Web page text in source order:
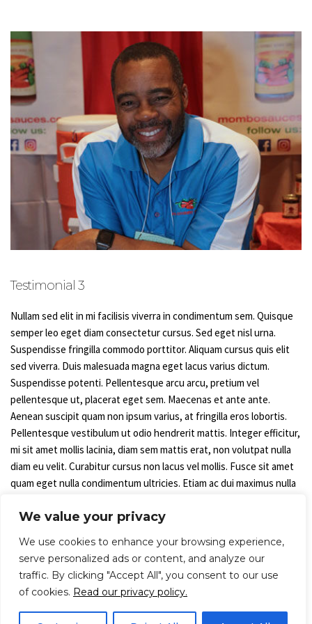
We value your privacy
We use cookies to enhance your browsing experience,
serve personalized ads or content, and analyze our
traffic. By clicking "Accept All", you consent to our use
of cookies. Read our privacy policy.
Testimonial 3
Nullam sed elit in mi facilisis viverra in condimentum sem. Quisque
semper leo eget diam consectetur cursus. Sed eget nisl urna.
Suspendisse fringilla commodo porttitor. Aliquam cursus quis elit
sed viverra. Duis malesuada magna eget lacus varius dictum.
Suspendisse potenti. Pellentesque arcu arcu, pretium vel
pellentesque ut, placerat eget sem. Maecenas et ante ante.
Aenean suscipit quam non ipsum varius, at fringilla eros lobortis.
Pellentesque vestibulum ut odio hendrerit mattis. Integer efficitur,
mi sit amet mollis lacinia, diam sem mattis erat, non volutpat nulla
diam eu velit. Curabitur cursus non lacus vel mollis. Fusce sit amet
quam eget nulla condimentum ultricies. Etiam ac dui maximus nulla
parturient montes, nascetur ridiculus mus. Vestibulum ante ipsum
primis in faucibus orci luctus et ultrices posuere cubilia Curae; Duis
et scelerisque nisi, eu volutpat libero. Aliquam vitae sapien metus.
Nulla facilisi. Nulla facilisi. Suspendisse lacinia scelerisque tristique.
Aenean consequat consectetur quam eu sodales.